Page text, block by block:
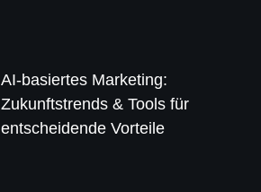
AI-basiertes Marketing:
Zukunftstrends & Tools für
entscheidende Vorteile